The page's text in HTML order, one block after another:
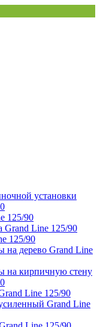
установки
125/90
Grand Line 125/90
125/90
на дерево Grand Line
на кирпичную стену
Line 125/90
Grand Line